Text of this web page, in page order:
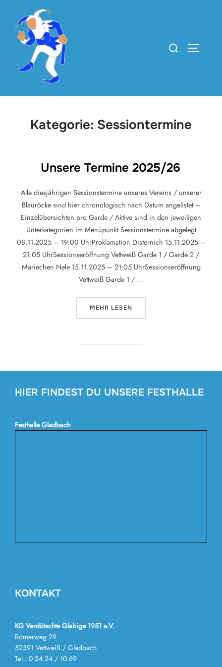
springen
Suchen
nach:
Kategorie: Sessiontermine
Unsere Termine 2025/26
Alle diesjährigen Sessionstermine unseres Vereins / unserer
Blauröcke sind hier chronologisch nach Datum angelistet –
Einzelübersichten pro Garde / Aktive sind in den jeweiligen
Unterkategorien im Menüpunkt Sessionstermine abgelegt
08.11.2025 – 19:00 UhrProklamation Disternich 15.11.2025 –
21:05 UhrSessionseröffnung Vettweiß Garde 1 / Garde 2 /
Mariechen Nele 15.11.2025 – 21:05 UhrSessionseröffnung
Vettweiß Garde 1 / …
MEHR ÜBER „UNSERE TERMINE 2025/
LESEN
HIER FINDEST DU UNSERE FESTHALLE
Festhalle Gladbach
KONTAKT
KG Verdötschte Glabige 1951 e.V.
Römerweg 29
52391 Vettweiß / Gladbach
Tel.: 0 24 24 / 10 69